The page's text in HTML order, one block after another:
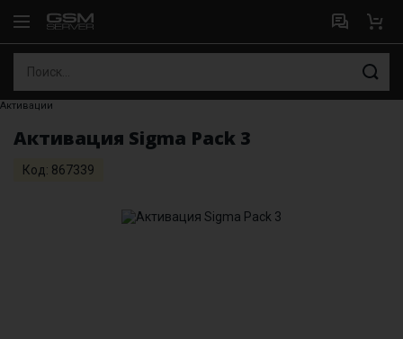
Активации
Активация Sigma Pack 3
Код: 867339